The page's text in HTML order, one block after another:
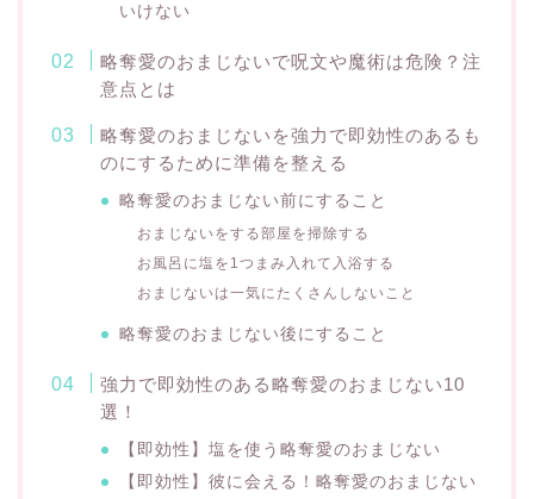
いけない
略奪愛のおまじないで呪文や魔術は危険？注
意点とは
略奪愛のおまじないを強力で即効性のあるも
のにするために準備を整える
略奪愛のおまじない前にすること
おまじないをする部屋を掃除する
お風呂に塩を1つまみ入れて入浴する
おまじないは一気にたくさんしないこと
略奪愛のおまじない後にすること
強力で即効性のある略奪愛のおまじない10
選！
【即効性】塩を使う略奪愛のおまじない
【即効性】彼に会える！略奪愛のおまじない